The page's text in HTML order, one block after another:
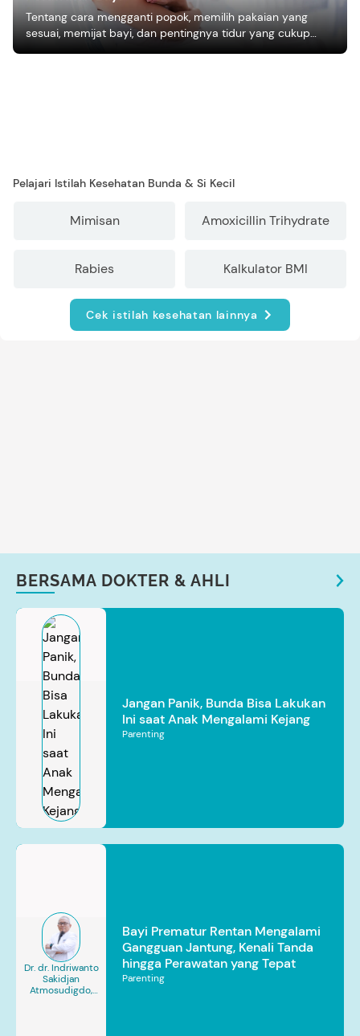
Tentang cara mengganti popok, memilih pakaian yang
sesuai, memijat bayi, dan pentingnya tidur yang cukup
bagi pertumbuhan bayi.
Pelajari Istilah Kesehatan Bunda & Si Kecil
Mimisan Amoxicillin Trihydrate
Rabies Kalkulator BMI
Cek istilah kesehatan lainnya
BERSAMA DOKTER & AHLI
Jangan Panik, Bunda Bisa Lakukan
Ini saat Anak Mengalami Kejang
Parenting
Dr. dr. Indriwanto
Sakidjan
Atmosudigdo,
Bayi Prematur Rentan Mengalami
Gangguan Jantung, Kenali Tanda
hingga Perawatan yang Tepat
Parenting